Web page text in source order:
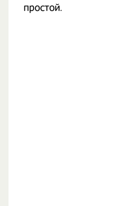
простой.